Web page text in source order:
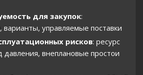
для закупок:
варианты, управляемые поставки
рисков: ресурс
давления, внеплановые простои